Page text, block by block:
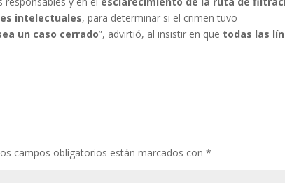
intelectuales, para determinar si el crimen tuvo
un caso cerrado”, advirtió, al insistir en que todas las
campos obligatorios están marcados con*